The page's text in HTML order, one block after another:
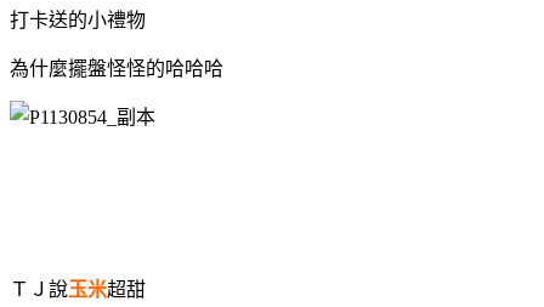
打卡送的小禮物
為什麼擺盤怪怪的哈哈哈
ＴＪ說玉米超甜